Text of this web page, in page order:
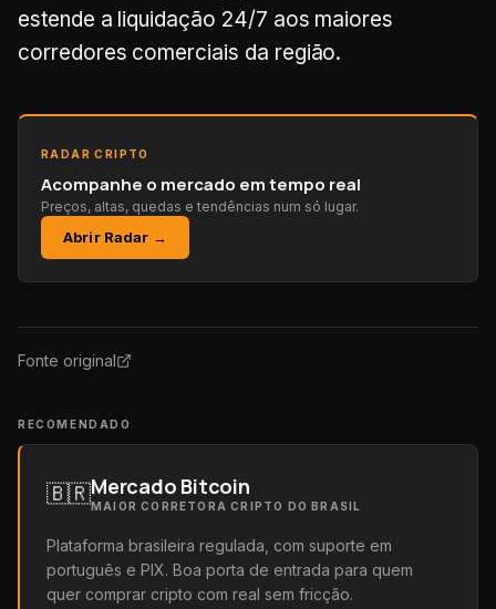
estende a liquidação 24/7 aos maiores
corredores comerciais da região.
RADAR CRIPTO
Acompanhe o mercado em tempo real
Preços, altas, quedas e tendências num só lugar.
Abrir Radar →
Fonte original
RECOMENDADO
🇧🇷Mercado Bitcoin
MAIOR CORRETORA CRIPTO DO BRASIL
Plataforma brasileira regulada, com suporte em
português e PIX. Boa porta de entrada para quem
quer comprar cripto com real sem fricção.